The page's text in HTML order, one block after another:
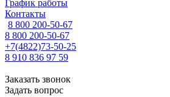
График работы
Контакты
8 800 200-50-67
8 800 200-50-67
+7(4822)73-50-25
8 910 836 97 59
Заказать звонок
Задать вопрос